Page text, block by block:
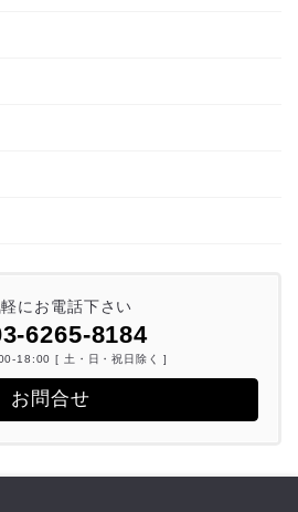
にお電話下さい
6265-8184
18:00 [ 土・日・祝日除く ]
お問合せ